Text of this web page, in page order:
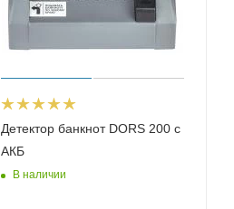
Детектор банкнот DORS 200 c
АКБ
В наличии